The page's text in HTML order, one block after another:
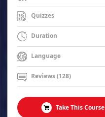
Quizzes
Duration
Language
Reviews (128)
Take This Course